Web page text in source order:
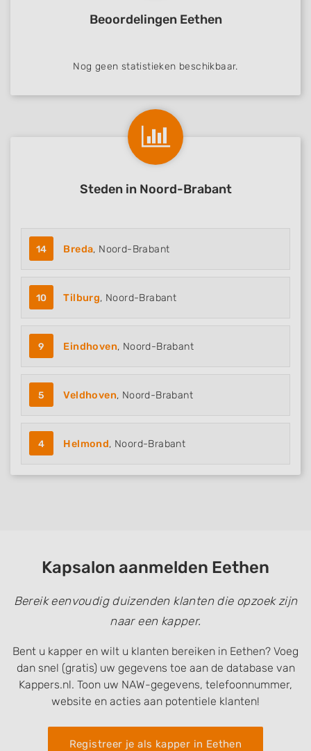
Beoordelingen Eethen
Nog geen statistieken beschikbaar.
Steden in Noord-Brabant
14 Breda, Noord-Brabant
10 Tilburg, Noord-Brabant
9 Eindhoven, Noord-Brabant
5 Veldhoven, Noord-Brabant
4 Helmond, Noord-Brabant
Kapsalon aanmelden Eethen
Bereik eenvoudig duizenden klanten die opzoek zijn
naar een kapper.
Bent u kapper en wilt u klanten bereiken in Eethen? Voeg
dan snel (gratis) uw gegevens toe aan de database van
Kappers.nl. Toon uw NAW-gegevens, telefoonnummer,
website en acties aan potentiele klanten!
Registreer je als kapper in Eethen